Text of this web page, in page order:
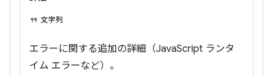
文字列
エラーに関する追加の詳細（JavaScript ランタ
イム エラーなど）。